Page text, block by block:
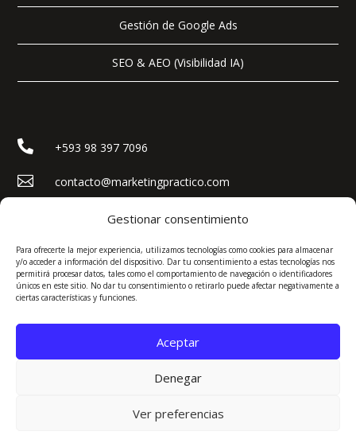
Gestionar consentimiento
Para ofrecerte la mejor experiencia, utilizamos tecnologías como cookies para almacenar
y/o acceder a información del dispositivo. Dar tu consentimiento a estas tecnologías nos
permitirá procesar datos, tales como el comportamiento de navegación o identificadores
únicos en este sitio. No dar tu consentimiento o retirarlo puede afectar negativamente a
ciertas características y funciones.
Aceptar
Denegar
Ver preferencias
Gestión de Google Ads
SEO & AEO (Visibilidad IA)
 +593 98 397 7096
 contacto@marketingpractico.com
Lunes a Viernes, 8:00 AM - 6:00 PM (GMT-5)
 Quito, Ecuador